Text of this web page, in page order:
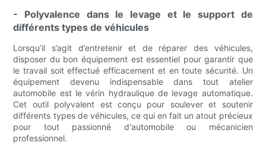
- Polyvalence dans le levage et le support de
différents types de véhicules
Lorsqu’il s’agit d’entretenir et de réparer des véhicules,
disposer du bon équipement est essentiel pour garantir que
le travail soit effectué efficacement et en toute sécurité. Un
équipement devenu indispensable dans tout atelier
automobile est le vérin hydraulique de levage automatique.
Cet outil polyvalent est conçu pour soulever et soutenir
différents types de véhicules, ce qui en fait un atout précieux
pour tout passionné d'automobile ou mécanicien
professionnel.